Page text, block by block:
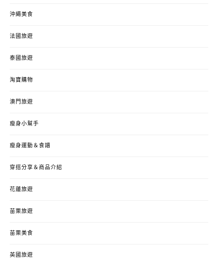
沖繩美食
法國旅遊
泰國旅遊
淘寶購物
澳門旅遊
瘦身小幫手
瘦身運動＆食譜
穿搭分享＆商品介紹
花蓮旅遊
苗栗旅遊
苗栗美食
英國旅遊